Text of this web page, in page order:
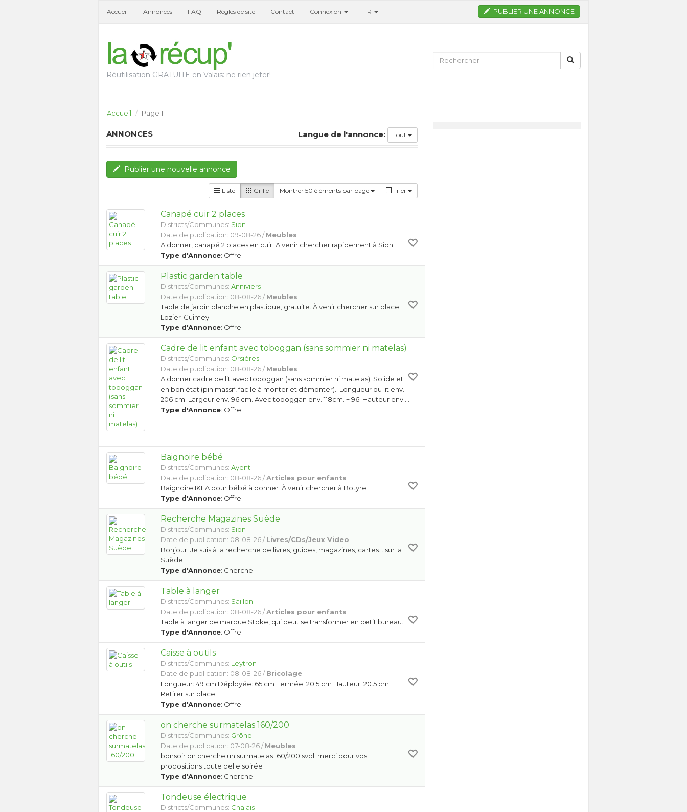
Accueil Annonces FAQ Règles de site Contact Connexion FR PUBLIER UNE ANNONCE
Réutilisation GRATUITE en Valais: ne rien jeter!
Accueil Page 1
ANNONCES Langue de l'annonce: Tout
Publier une nouvelle annonce
Liste Grille Montrer 50 éléments par page Trier
Canapé cuir 2 places
Districts/Communes: Sion
Date de publication: 09-08-26 /Meubles
A donner, canapé 2 places en cuir. A venir chercher rapidement à Sion.
Type d'Annonce: Offre
Plastic garden table
Districts/Communes:Anniviers
Date de publication: 08-08-26 /Meubles
Table de jardin blanche en plastique, gratuite. À venir chercher sur place
Lozier-Cuimey.
Type d'Annonce: Offre
Cadre de lit enfant avec toboggan (sans sommier ni matelas)
Districts/Communes: Orsières
Date de publication: 08-08-26 /Meubles
A donner cadre de lit avec toboggan (sans sommier ni matelas). Solide et
en bon état (pin massif, facile à monter et démonter). Longueur du lit env.
206 cm. Largeur env. 96 cm. Avec toboggan env. 118cm. + 96. Hauteur env.…
Type d'Annonce: Offre
Baignoire bébé
Districts/Communes:Ayent
Date de publication: 08-08-26 /Articles pour enfants
Baignoire IKEA pour bébé à donner À venir chercher à Botyre
Type d'Annonce: Offre
Recherche Magazines Suède
Districts/Communes: Sion
Date de publication: 08-08-26 /Livres/CDs/Jeux Video
Bonjour Je suis à la recherche de livres, guides, magazines, cartes… sur la
Suède
Type d'Annonce: Cherche
Table à langer
Districts/Communes: Saillon
Date de publication: 08-08-26 /Articles pour enfants
Table à langer de marque Stoke, qui peut se transformer en petit bureau.
Type d'Annonce: Offre
Caisse à outils
Districts/Communes: Leytron
Date de publication: 08-08-26 /Bricolage
Longueur: 49 cm Déployée: 65 cm Fermée: 20.5 cm Hauteur: 20.5 cm
Retirer sur place
Type d'Annonce: Offre
on cherche surmatelas 160/200
Districts/Communes: Grône
Date de publication: 07-08-26 /Meubles
bonsoir on cherche un surmatelas 160/200 svpl merci pour vos
propositions toute belle soirée
Type d'Annonce: Cherche
Tondeuse électrique
Districts/Communes: Chalais